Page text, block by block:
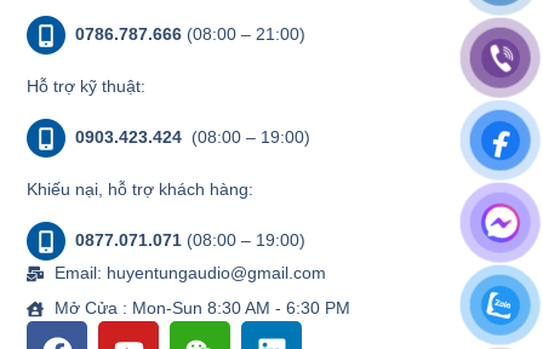
0786.787.666 (08:00 – 21:00)
Hỗ trợ kỹ thuật:
0903.423.424 (08:00 – 19:00)
Khiếu nại, hỗ trợ khách hàng:
0877.071.071 (08:00 – 19:00)
Email: huyentungaudio@gmail.com
Mở Cửa : Mon-Sun 8:30 AM - 6:30 PM